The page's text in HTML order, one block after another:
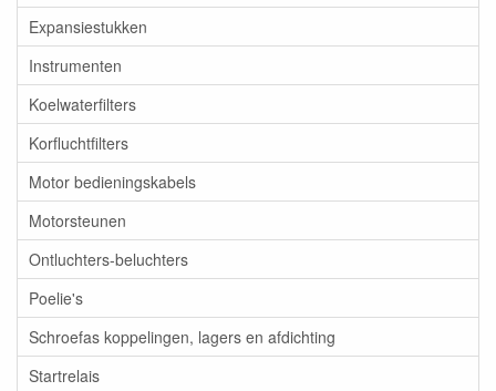
Expansiestukken
Instrumenten
Koelwaterfilters
Korfluchtfilters
Motor bedieningskabels
Motorsteunen
Ontluchters-beluchters
Poelie's
Schroefas koppelingen, lagers en afdichting
Startrelais